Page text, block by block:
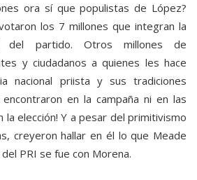
ora sí que populistas de López?
los 7 millones que integran la
del partido. Otros millones de
y ciudadanos a quienes les hace
nacional priista y sus tradiciones
en la campaña ni en las
la elección! Y a pesar del primitivismo
creyeron hallar en él lo que Meade
PRI se fue con Morena.